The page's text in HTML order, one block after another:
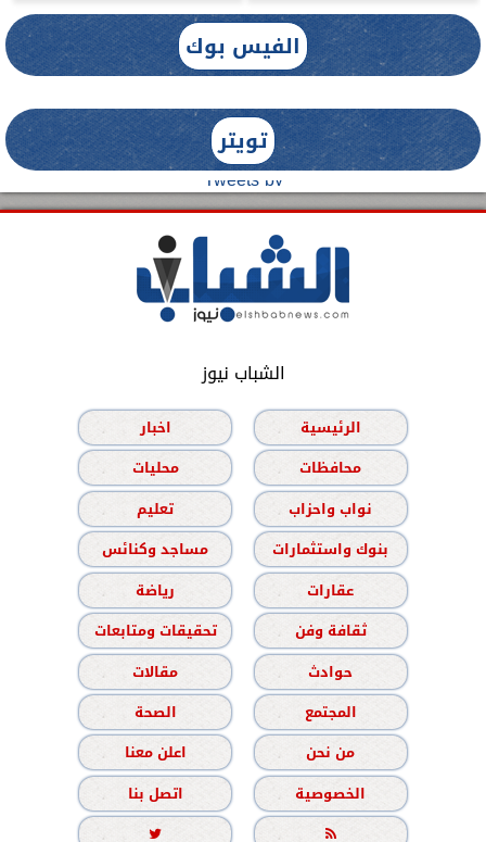
الفيس بوك
تويتر
Tweets by
الشباب نيوز
الرئيسية
اخبار
محافظات
محليات
نواب واحزاب
تعليم
بنوك واستثمارات
مساجد وكنائس
عقارات
رياضة
ثقافة وفن
تحقيقات ومتابعات
حوادث
مقالات
المجتمع
الصحة
من نحن
اعلن معنا
الخصوصية
اتصل بنا

